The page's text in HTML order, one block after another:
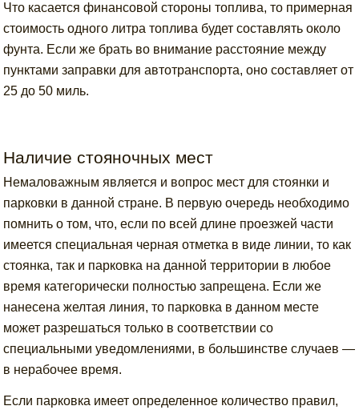
Что касается финансовой стороны топлива, то примерная
стоимость одного литра топлива будет составлять около
фунта. Если же брать во внимание расстояние между
пунктами заправки для автотранспорта, оно составляет от
25 до 50 миль.
Наличие стояночных мест
Немаловажным является и вопрос мест для стоянки и
парковки в данной стране. В первую очередь необходимо
помнить о том, что, если по всей длине проезжей части
имеется специальная черная отметка в виде линии, то как
стоянка, так и парковка на данной территории в любое
время категорически полностью запрещена. Если же
нанесена желтая линия, то парковка в данном месте
может разрешаться только в соответствии со
специальными уведомлениями, в большинстве случаев —
в нерабочее время.
Если парковка имеет определенное количество правил,